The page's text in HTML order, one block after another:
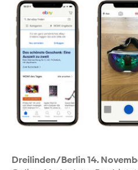
Dreilinden/Berlin 14.